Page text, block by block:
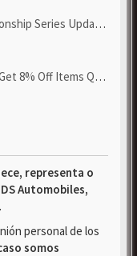
Update! Get Cheap & ...
Items Quickly to Test ...
representa o
Automobiles,
.
personal de los
somos